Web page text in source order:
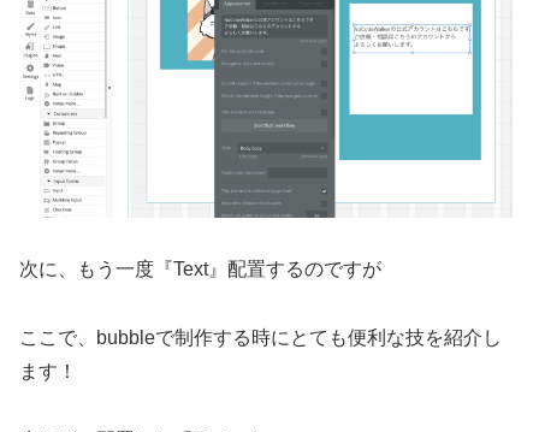
次に、もう一度『Text』配置するのですが
ここで、bubbleで制作する時にとても便利な技を紹介し
ます！